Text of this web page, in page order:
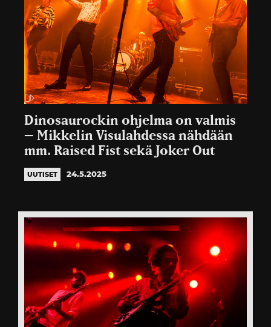
Dinosaurockin ohjelma on valmis
– Mikkelin Visulahdessa nähdään
mm. Raised Fist sekä Joker Out
UUTISET 24.5.2025